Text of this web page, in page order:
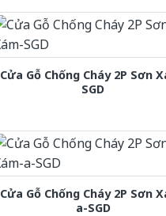
Cửa Gỗ Chống Cháy 2P Sơn
SGD
Cửa Gỗ Chống Cháy 2P Sơn
a-SGD